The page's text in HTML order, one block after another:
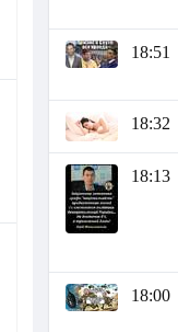
18:51
18:32
18:13
18:00